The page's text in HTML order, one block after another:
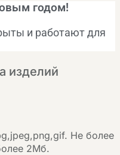
годом!
и работают для
изделий
Не более
2Мб.